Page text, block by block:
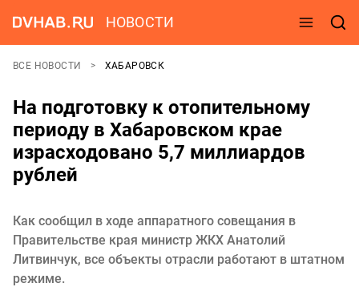
НОВОСТИ
ВСЕ НОВОСТИ ХАБАРОВСК
На подготовку к отопительному
периоду в Хабаровском крае
израсходовано 5,7 миллиардов
рублей
Как сообщил в ходе аппаратного совещания в
Правительстве края министр ЖКХ Анатолий
Литвинчук, все объекты отрасли работают в штатном
режиме.